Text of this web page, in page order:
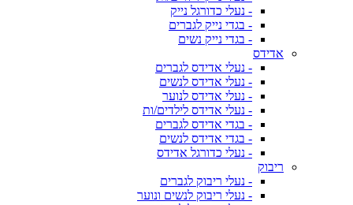
- נעלי כדורגל נייק
- בגדי נייק לגברים
- בגדי נייק נשים
אדידס
- נעלי אדידס לגברים
- נעלי אדידס לנשים
- נעלי אדידס לנוער
- נעלי אדידס לילדים/ות
- בגדי אדידס לגברים
- בגדי אדידס לנשים
- נעלי כדורגל אדידס
ריבוק
- נעלי ריבוק לגברים
- נעלי ריבוק לנשים ונוער